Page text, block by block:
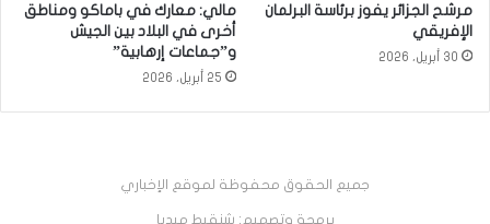
مرشح الجزائر يفوز برئاسة البرلمان
الإفريقي
30 أبريل، 2026
مالي: معارك في باماكو ومناطق
أخرى في البلاد بين الجيش
و”جماعات إرهابية”
25 أبريل، 2026
جميع الحقوق محفوظة لموقع الإخباري
برمجة وتصميم: شنقيط ميديا